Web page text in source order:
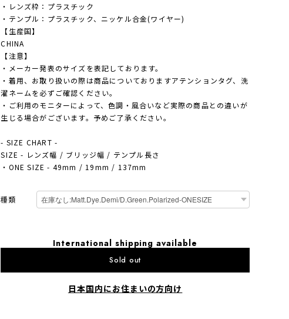
・レンズ枠：プラスチック
・テンプル：プラスチック、ニッケル合金(ワイヤー)
【生産国】
CHINA
【注意】
・メーカー発表のサイズを表記しております。
・着用、お取り扱いの際は商品についておりますアテンションタグ、洗
濯ネームを必ずご確認ください。
・ご利用のモニターによって、色調・風合いなど実際の商品との違いが
生じる場合がございます。予めご了承ください。
- SIZE CHART -
SIZE - レンズ幅 / ブリッジ幅 / テンプル長さ
・ONE SIZE - 49mm / 19mm / 137mm
種類
International shipping available
Sold out
日本国内にお住まいの方向け